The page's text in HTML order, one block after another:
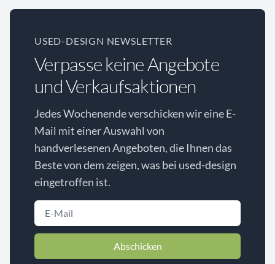
USED-DESIGN NEWSLETTER
Verpasse keine Angebote
und Verkaufsaktionen
Jedes Wochenende verschicken wir eine E-
Mail mit einer Auswahl von
handverlesenen Angeboten, die Ihnen das
Beste von dem zeigen, was bei used-design
eingetroffen ist.
Abschicken